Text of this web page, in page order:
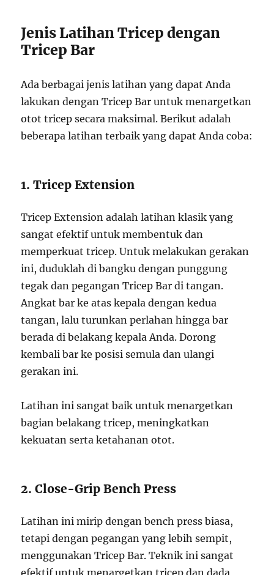
Jenis Latihan Tricep dengan
Tricep Bar
Ada berbagai jenis latihan yang dapat Anda
lakukan dengan Tricep Bar untuk menargetkan
otot tricep secara maksimal. Berikut adalah
beberapa latihan terbaik yang dapat Anda coba:
1. Tricep Extension
Tricep Extension adalah latihan klasik yang
sangat efektif untuk membentuk dan
memperkuat tricep. Untuk melakukan gerakan
ini, duduklah di bangku dengan punggung
tegak dan pegangan Tricep Bar di tangan.
Angkat bar ke atas kepala dengan kedua
tangan, lalu turunkan perlahan hingga bar
berada di belakang kepala Anda. Dorong
kembali bar ke posisi semula dan ulangi
gerakan ini.
Latihan ini sangat baik untuk menargetkan
bagian belakang tricep, meningkatkan
kekuatan serta ketahanan otot.
2. Close-Grip Bench Press
Latihan ini mirip dengan bench press biasa,
tetapi dengan pegangan yang lebih sempit,
menggunakan Tricep Bar. Teknik ini sangat
efektif untuk menargetkan tricep dan dada